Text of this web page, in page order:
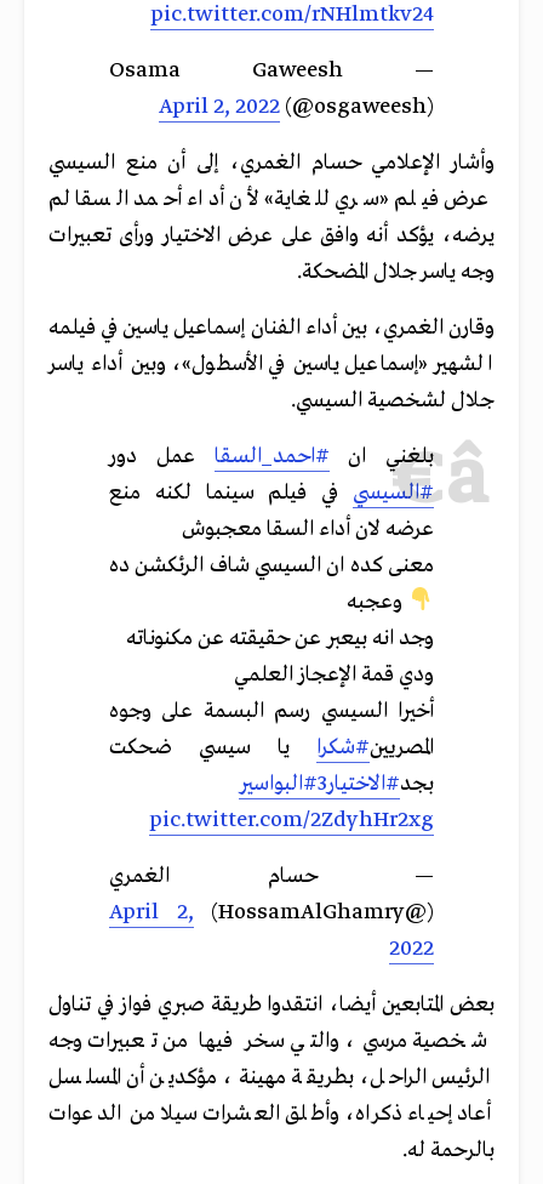
pic.twitter.com/rNHlmtkv24
— Osama Gaweesh
(@osgaweesh)
April 2, 2022
وأشار الإعلامي حسام الغمري، إلى أن منع السيسي
عرض فيلم «سري للغاية» لأن أداء أحمد السقا لم
يرضه، يؤكد أنه وافق على عرض الاختيار ورأى تعبيرات
وجه ياسر جلال المضحكة.
وقارن الغمري، بين أداء الفنان إسماعيل ياسين في فيلمه
الشهير «إسماعيل ياسين في الأسطول»، وبين أداء ياسر
جلال لشخصية السيسي.
بلغني ان #احمد_السقا عمل دور
#السيسي في فيلم سينما لكنه منع
عرضه لان أداء السقا معجبوش
معنى كده ان السيسي شاف الرئكشن ده
وعجبه
وجد انه بيعبر عن حقيقته عن مكنوناته
ودي قمة الإعجاز العلمي
أخيرا السيسي رسم البسمة على وجوه
المصريين#شكرا يا سيسي ضحكت
بجد#الاختيار3 #البواسير
pic.twitter.com/2ZdyhHr2xg
— حسام الغمري
(@HossamAlGhamry)
April 2,
2022
بعض المتابعين أيضا، انتقدوا طريقة صبري فواز في تناول
شخصية مرسي، والتي سخر فيها من تعبيرات وجه
الرئيس الراحل، بطريقة مهينة، مؤكدين أن المسلسل
أعاد إحياء ذكراه، وأطلق العشرات سيلا من الدعوات
بالرحمة له.